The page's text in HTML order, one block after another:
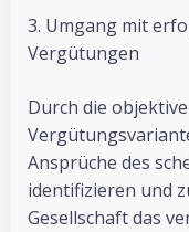
3. Umgang mit
Vergütungen
Durch die
Ansprüche des
identifizieren und
Gesellschaft das